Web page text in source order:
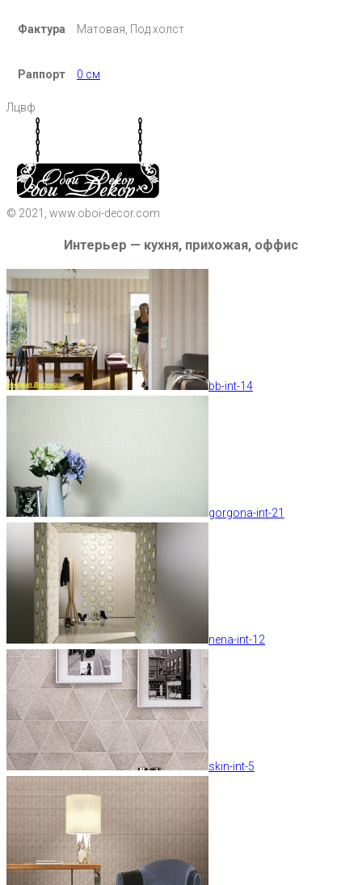
Фактура Матовая, Под холст
Раппорт 0 см
Лцвф
© 2021, www.oboi-decor.com
Интерьер — кухня, прихожая, оффис
bb-int-14
gorgona-int-21
nena-int-12
skin-int-5